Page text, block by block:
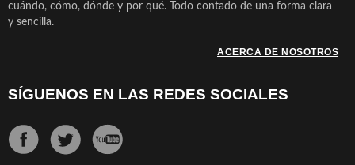
cuándo, cómo, dónde y por qué. Todo contado de una forma clara
y sencilla.
ACERCA DE NOSOTROS
SÍGUENOS EN LAS REDES SOCIALES